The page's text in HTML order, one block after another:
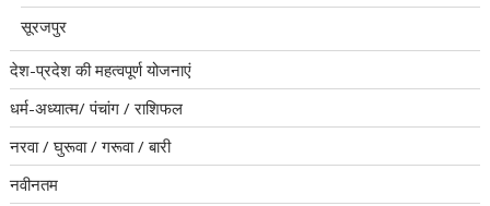
सूरजपुर
देश-प्रदेश की महत्वपूर्ण योजनाएं
धर्म-अध्यात्म/ पंचांग / राशिफल
नरवा / घुरूवा / गरूवा / बारी
नवीनतम